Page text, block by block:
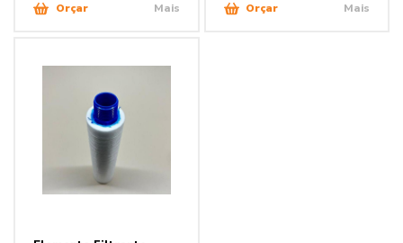
Mais
Orçar Mais
Orçar